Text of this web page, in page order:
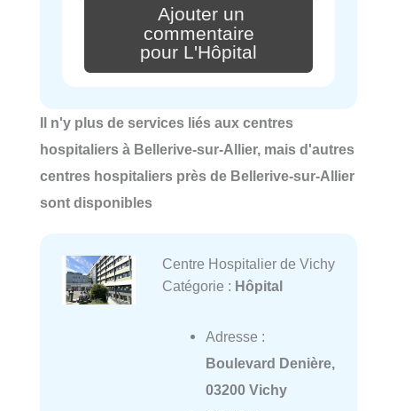
Ajouter un
commentaire
pour L'Hôpital
Il n'y plus de services liés aux centres
hospitaliers à Bellerive-sur-Allier, mais d'autres
centres hospitaliers près de Bellerive-sur-Allier
sont disponibles
Centre Hospitalier de Vichy
Catégorie : Hôpital
Adresse :
Boulevard Denière,
03200 Vichy